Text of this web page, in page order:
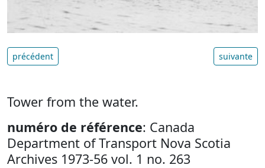
précédent suivante
Tower from the water.
numéro de référence: Canada
Department of Transport Nova Scotia
Archives 1973-56 vol. 1 no. 263